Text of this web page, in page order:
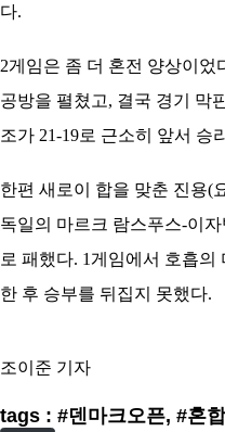
다.
2게임은 좀 더 혼전 양상이었
공방을 펼쳤고, 결국 경기 막
조가 21-19로 근소히 앞서 승
한편 새로이 합을 맞춘 진용(
독일의 마르크 람스푸스-이자
로 패했다. 1게임에서 호흡의
한 후 승부를 뒤집지 못했다.
조이준 기자
tags : #덴마크오픈, #혼